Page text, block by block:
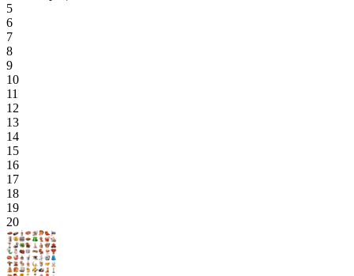
5
6
7
8
9
10
11
12
13
14
15
16
17
18
19
20